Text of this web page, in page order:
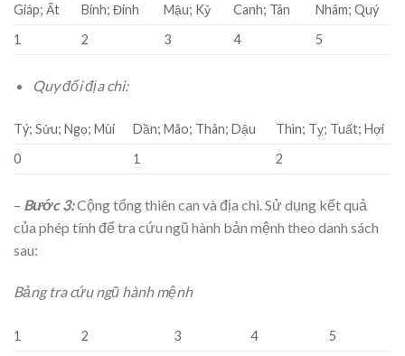
Giáp; Ất Bính; Đinh Mậu; Kỷ Canh; Tân
Nhâm; Quý
1
2 3 4 5
Quy đổi địa chi:
Tý; Sửu; Ngọ; Mùi Dần; Mão; Thân; Dậu
Thìn; Tỵ; Tuất; Hợi
0
1 2
– Bước 3:Cộng tổng thiên can và địa chi. Sử dụng kết quả
của phép tính để tra cứu ngũ hành bản mệnh theo danh sách
sau:
Bảng tra cứu ngũ hành mệnh
1 2 3 4
5